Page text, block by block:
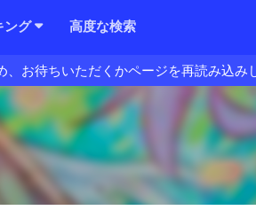
ング 高度な検索
、お待ちいただくかページを再読み込み